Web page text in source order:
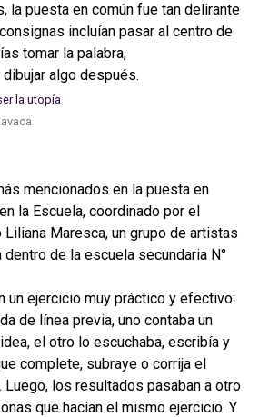
la puesta en común fue tan delirante
incluían pasar al centro de
tomar la palabra,
algo después.
mencionados en la puesta en
la Escuela, coordinado por el
Maresca, un grupo de artistas
de la escuela secundaria N°
un ejercicio muy práctico y efectivo:
de línea previa, uno contaba un
el otro lo escuchaba, escribía y
complete, subraye o corrija el
Luego, los resultados pasaban a otro
que hacían el mismo ejercicio. Y